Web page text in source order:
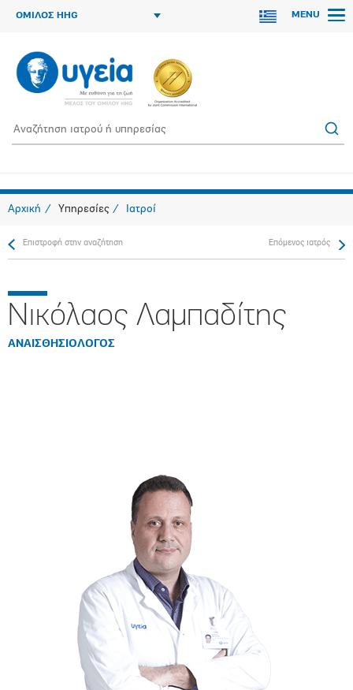
ΟΜΙΛΟΣ HHG MENU
Αρχική Υπηρεσίες Ιατροί
Επιστροφή στην αναζήτηση Επόμενος ιατρός
Νικόλαος Λαμπαδίτης
ΑΝΑΙΣΘΗΣΙΟΛΟΓΟΣ